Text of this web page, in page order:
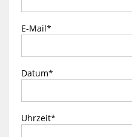
E-Mail*
Datum*
Uhrzeit*